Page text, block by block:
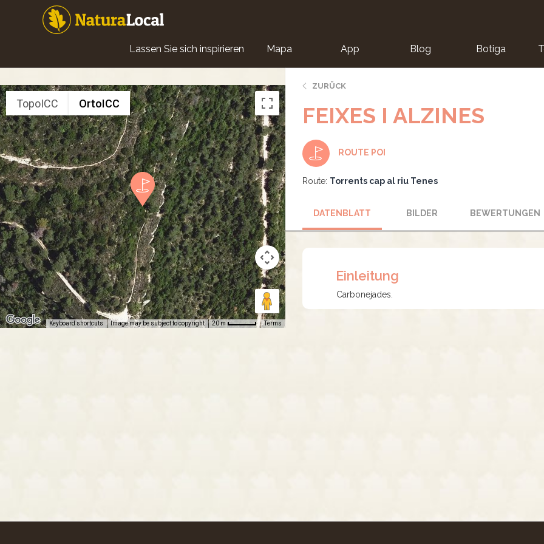
Main
navigation
Lassen Sie sich inspirieren Mapa App Blog Botiga
TopoICC OrtoICC
Keyboard shortcuts Image may be subject to copyright 20 m Terms
ZURÜCK
FEIXES I ALZINES
ROUTE POI
Route: Torrents cap al riu Tenes
DATENBLATT BILDER BEWERTUNGEN
Einleitung
Carbonejades.